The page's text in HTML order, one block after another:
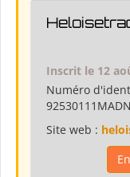
Inscrit le 12
Numéro
Site web :